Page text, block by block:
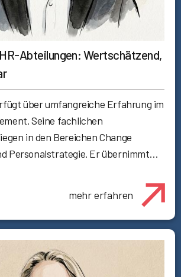
Abteilungen: Wertschätzend,
über umfangreiche Erfahrung im
Seine fachlichen
in den Bereichen Change
Personalstrategie. Er übernimmt…
mehr erfahren